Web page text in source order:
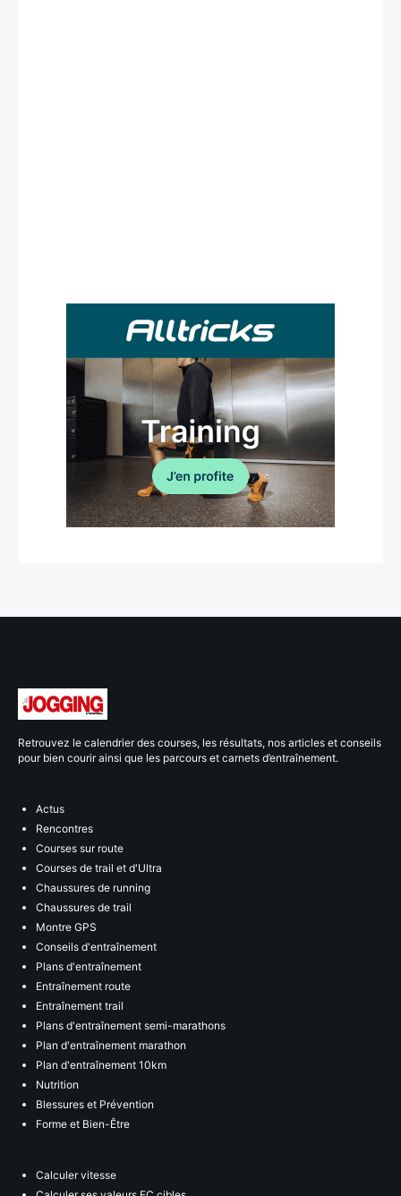
Retrouvez le calendrier des courses, les résultats, nos articles et conseils
pour bien courir ainsi que les parcours et carnets d’entraînement.
Actus
Rencontres
Courses sur route
Courses de trail et d'Ultra
Chaussures de running
Chaussures de trail
Montre GPS
Conseils d'entraînement
Plans d'entraînement
Entraînement route
Entraînement trail
Plans d'entraînement semi-marathons
Plan d'entraînement marathon
Plan d'entraînement 10km
Nutrition
Blessures et Prévention
Forme et Bien-Être
Calculer vitesse